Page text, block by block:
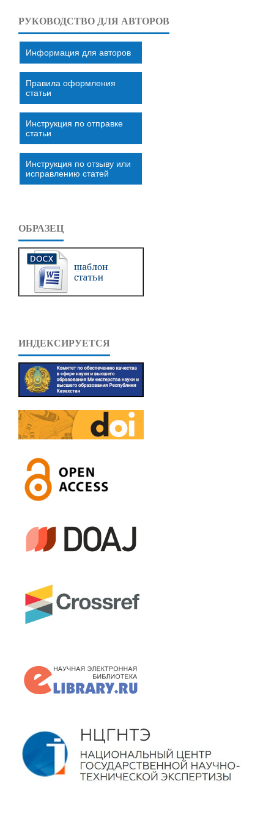
РУКОВОДСТВО ДЛЯ АВТОРОВ
Информация для авторов
Правила оформления
статьи
Инструкция по отправке
статьи
Инструкция по отзыву или
исправлению статей
ОБРАЗЕЦ
ИНДЕКСИРУЕТСЯ